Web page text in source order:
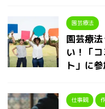
園芸療法
園芸療
い！「
ト」に
仕事観